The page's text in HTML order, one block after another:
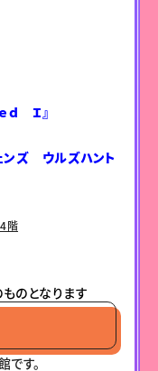
ｄ Ｉ』
ンズ ウルズハント
階
のとなります
す。